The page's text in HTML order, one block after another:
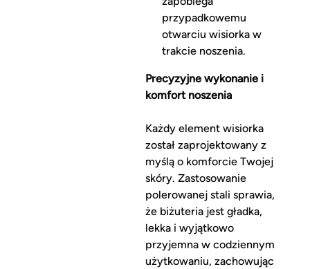
przypadkowemu
otwarciu wisiorka w
trakcie noszenia.
Precyzyjne wykonanie i
komfort noszenia
Każdy element wisiorka
został zaprojektowany z
myślą o komforcie Twojej
skóry. Zastosowanie
polerowanej stali sprawia,
że biżuteria jest gładka,
lekka i wyjątkowo
przyjemna w codziennym
użytkowaniu, zachowując